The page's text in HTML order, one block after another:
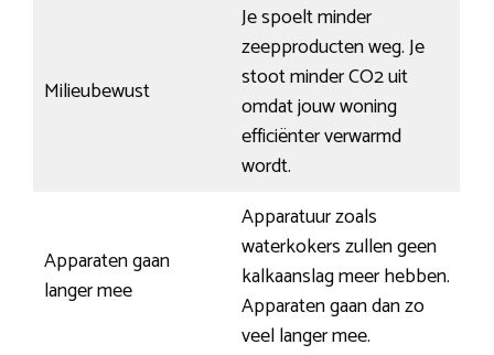
Milieubewust
Je spoelt minder
zeepproducten weg. Je
stoot minder CO2 uit
omdat jouw woning
efficiënter verwarmd
wordt.
Apparaten gaan
langer mee
Apparatuur zoals
waterkokers zullen geen
kalkaanslag meer hebben.
Apparaten gaan dan zo
veel langer mee.